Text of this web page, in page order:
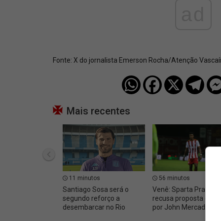
Fonte: X do jornalista Emerson Rocha/Atenção
Mais recentes
11 minutos
Santiago Sosa será o
segundo reforço a
desembarcar no Rio
56 minutos
Venê: Sparta Praha
recusa proposta do
por John Mercado